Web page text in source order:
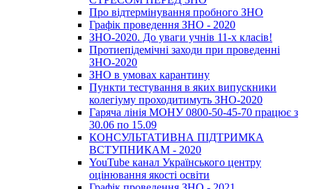
Про відтермінування пробного ЗНО
Графік проведення ЗНО - 2020
ЗНО-2020. До уваги учнів 11-х класів!
Протиепідемічні заходи при проведенні
ЗНО-2020
ЗНО в умовах карантину
Пункти тестування в яких випускники
колегіуму проходитимуть ЗНО-2020
Гаряча лінія МОНУ 0800-50-45-70 працює з
30.06 по 15.09
КОНСУЛЬТАТИВНА ПІДТРИМКА
ВСТУПНИКАМ - 2020
YouTube канал Українського центру
оцінювання якості освіти